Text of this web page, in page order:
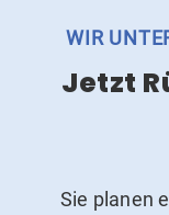
WIR
Jetzt
Sie planen